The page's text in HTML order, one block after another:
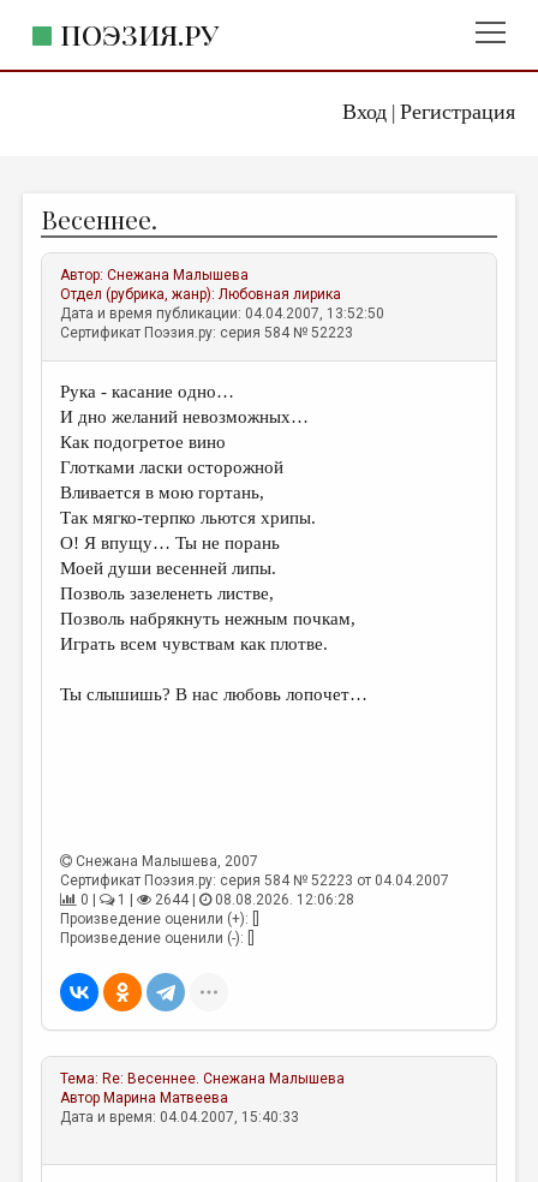
Вход| Регистрация
ПОЭЗИЯ.РУ
ЖАНРЫ
АВТОРЫ
КОММЕНТАРИИ
ЛИТСАЛОН
НОВОСТИ
ПРАВИЛА САЙТА
ОТДЕЛЫ И РУБРИКИ
ИЗБРАННОЕ
ДАЙДЖЕСТ
ПРОИЗВЕДЕНИЯ
ПЕРЕВОДЫ
КОНКУРСЫ
СТРАНИЦЫ ПАМЯТИ
ОБЪЯВЛЕНИЯ
РЕДКОЛЛЕГИЯ
МАЛАЯ ПРОЗА
ЭССЕИСТИКА
ЛИТЕРАТУРОВЕДЕНИЕ
Весеннее.
Автор:Снежана Малышева
Отдел (рубрика, жанр):Любовная лирика
Дата и время публикации: 04.04.2007, 13:52:50
Сертификат Поэзия.ру: серия 584 № 52223
Рука - касание одно…
И дно желаний невозможных…
Как подогретое вино
Глотками ласки осторожной
Вливается в мою гортань,
Так мягко-терпко льются хрипы.
О! Я впущу… Ты не порань
Моей души весенней липы.
Позволь зазеленеть листве,
Позволь набрякнуть нежным почкам,
Играть всем чувствам как плотве.
Ты слышишь? В нас любовь лопочет…
Снежана Малышева, 2007
Сертификат Поэзия.ру: серия 584 № 52223 от 04.04.2007
0 |
1 | 2644 |
08.08.2026. 12:06:28
Произведение оценили (+): []
Произведение оценили (-): []
Тема: Re: Весеннее. Снежана Малышева
Автор Марина Матвеева
Дата и время: 04.04.2007, 15:40:33